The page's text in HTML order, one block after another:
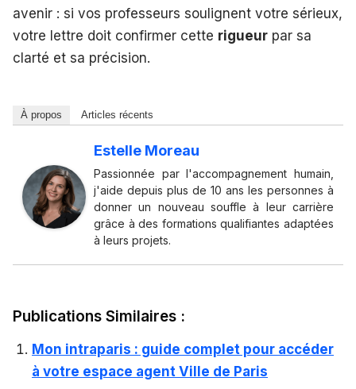
avenir : si vos professeurs soulignent votre sérieux,
votre lettre doit confirmer cette rigueur par sa
clarté et sa précision.
À propos Articles récents
Estelle Moreau
Passionnée par l'accompagnement humain,
j'aide depuis plus de 10 ans les personnes à
donner un nouveau souffle à leur carrière
grâce à des formations qualifiantes adaptées
à leurs projets.
Publications Similaires :
Mon intraparis : guide complet pour accéder
à votre espace agent Ville de Paris